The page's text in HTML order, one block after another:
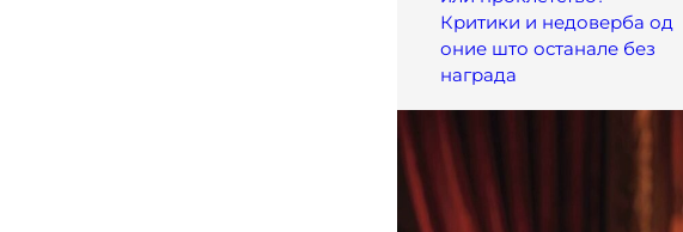
Критики и недоверба од
оние што останале без
награда